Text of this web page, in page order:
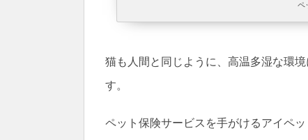
ペ
猫も人間と同じように、高温多湿な環
す。
ペット保険サービスを手がけるアイペ